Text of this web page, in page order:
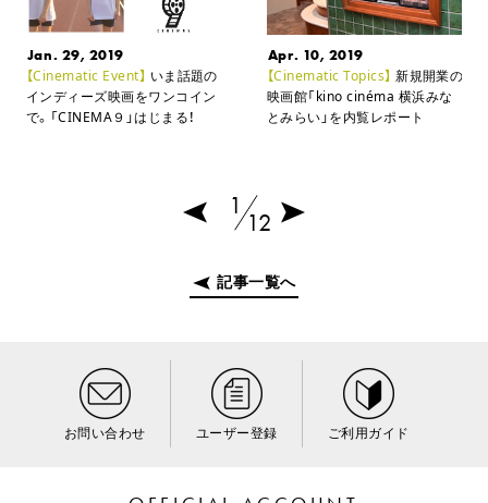
Jan. 29, 2019
【Cinematic Event】 いま話題の
インディーズ映画をワンコイン
で。 「CINEMA９」はじまる！
Apr. 10, 2019
【Cinematic Topics】 新規開業の
映画館「kino cinéma 横浜みな
とみらい」を内覧レポート
1
12
記事一覧へ
お問い合わせ ユーザー登録 ご利用ガイド